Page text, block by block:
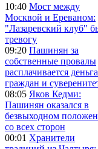
10:40 Мост между
Москвой и Ереваном:
"Лазаревский клуб"
тревогу
09:20 Пашинян за
собственные провалы
расплачивается
граждан и
08:05 Яков Кедми:
Пашинян оказался в
безвыходном
со всех сторон
00:01 Хранители